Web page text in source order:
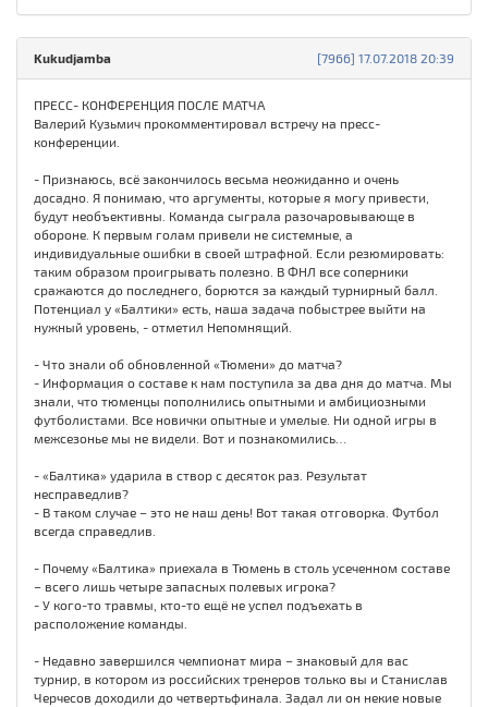
[7966] 17.07.2018 20:39
Kukudjamba
ПРЕСС- КОНФЕРЕНЦИЯ ПОСЛЕ МАТЧА
Валерий Кузьмич прокомментировал встречу на пресс-
конференции.
- Признаюсь, всё закончилось весьма неожиданно и очень
досадно. Я понимаю, что аргументы, которые я могу привести,
будут необъективны. Команда сыграла разочаровывающе в
обороне. К первым голам привели не системные, а
индивидуальные ошибки в своей штрафной. Если резюмировать:
таким образом проигрывать полезно. В ФНЛ все соперники
сражаются до последнего, борются за каждый турнирный балл.
Потенциал у «Балтики» есть, наша задача побыстрее выйти на
нужный уровень, - отметил Непомнящий.
- Что знали об обновленной «Тюмени» до матча?
- Информация о составе к нам поступила за два дня до матча. Мы
знали, что тюменцы пополнились опытными и амбициозными
футболистами. Все новички опытные и умелые. Ни одной игры в
межсезонье мы не видели. Вот и познакомились…
- «Балтика» ударила в створ с десяток раз. Результат
несправедлив?
- В таком случае – это не наш день! Вот такая отговорка. Футбол
всегда справедлив.
- Почему «Балтика» приехала в Тюмень в столь усеченном составе
– всего лишь четыре запасных полевых игрока?
- У кого-то травмы, кто-то ещё не успел подъехать в
расположение команды.
- Недавно завершился чемпионат мира – знаковый для вас
турнир, в котором из российских тренеров только вы и Станислав
Черчесов доходили до четвертьфинала. Задал ли он некие новые